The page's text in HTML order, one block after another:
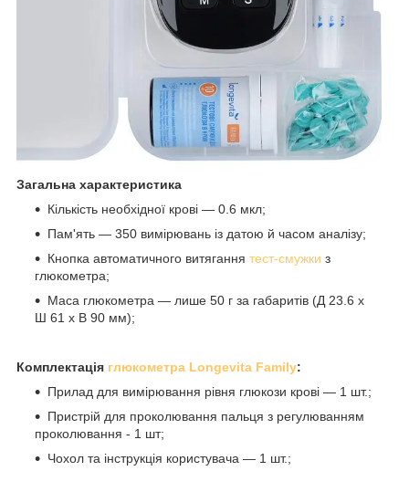
Загальна характеристика
Кількість необхідної крові — 0.6 мкл;
Пам'ять — 350 вимірювань із датою й часом аналізу;
Кнопка автоматичного витягання тест-смужки з
глюкометра;
Маса глюкометра — лише 50 г за габаритів (Д 23.6 х
Ш 61 х В 90 мм);
Комплектація глюкометра Longevita Family:
Прилад для вимірювання рівня глюкози крові — 1 шт.;
Пристрій для проколювання пальця з регулюванням
проколювання - 1 шт;
Чохол та інструкція користувача — 1 шт.;